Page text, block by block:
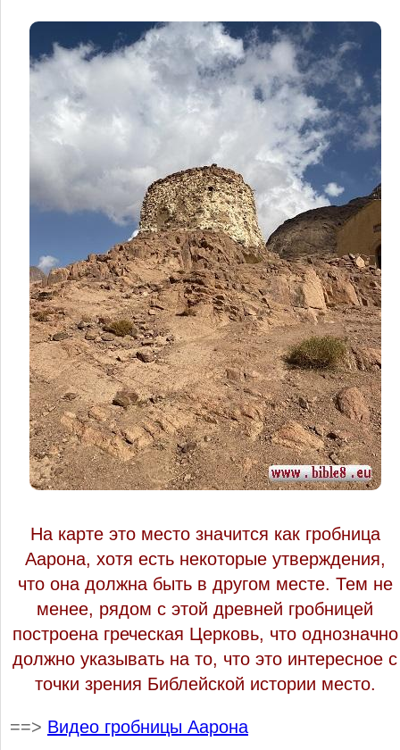
На карте это место значится как гробница
Аарона, хотя есть некоторые утверждения,
что она должна быть в другом месте. Тем не
менее, рядом с этой древней гробницей
построена греческая Церковь, что однозначно
должно указывать на то, что это интересное с
точки зрения Библейской истории место.
==> Видео гробницы Аарона